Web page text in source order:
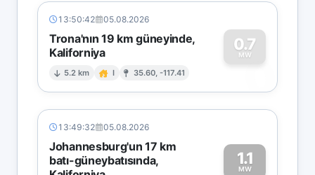
13:50:42 05.08.2026
Trona'nın 19 km güneyinde,
Kaliforniya
5.2 km I 35.60, -117.41
0.7
MW
0
13:49:32 05.08.2026
Johannesburg'un 17 km
batı-güneybatısında,
1.1
MW